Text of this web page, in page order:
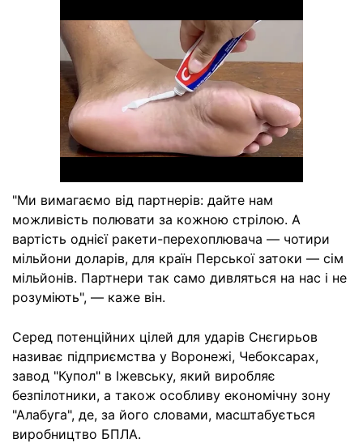
"Ми вимагаємо від партнерів: дайте нам
можливість полювати за кожною стрілою. А
вартість однієї ракети-перехоплювача — чотири
мільйони доларів, для країн Перської затоки — сім
мільйонів. Партнери так само дивляться на нас і не
розуміють", — каже він.
Серед потенційних цілей для ударів Снєгирьов
називає підприємства у Воронежі, Чебоксарах,
завод "Купол" в Іжевську, який виробляє
безпілотники, а також особливу економічну зону
"Алабуга", де, за його словами, масштабується
виробництво БПЛА.